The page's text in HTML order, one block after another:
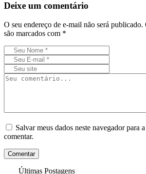
Deixe um comentário
O seu endereço de e-mail não será publicado.
são marcados com *
Salvar meus dados neste navegador para
comentar.
Comentar
Últimas Postagens